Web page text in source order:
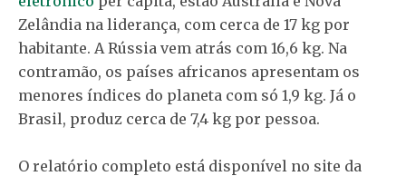
Zelândia na liderança, com cerca de 17 kg por
habitante. A Rússia vem atrás com 16,6 kg. Na
contramão, os países africanos apresentam os
menores índices do planeta com só 1,9 kg. Já o
Brasil, produz cerca de 7,4 kg por pessoa.
O relatório completo está disponível no site da